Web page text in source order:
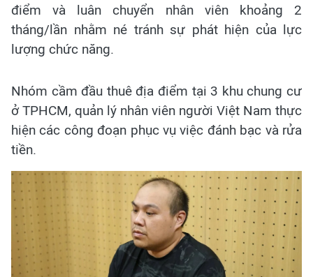
điểm và luân chuyển nhân viên khoảng 2
tháng/lần nhằm né tránh sự phát hiện của lực
lượng chức năng.
Nhóm cầm đầu thuê địa điểm tại 3 khu chung cư
ở TPHCM, quản lý nhân viên người Việt Nam thực
hiện các công đoạn phục vụ việc đánh bạc và rửa
tiền.